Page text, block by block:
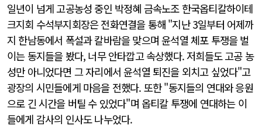
일년이 넘게 고공농성 중인 박정혜 금속노조 한국옵티칼하이테
크지회 수석부지회장은 전화연결을 통해 "지난 3일부터 어제까
지 한남동에서 폭설과 칼바람을 맞으며 윤석열 체포 투쟁을 벌
이는 동지들을 봤다, 너무 안타깝고 속상했다. 저희들도 고공 농
성만 아니었다면 그 자리에서 윤석열 퇴진을 외치고 싶었다"고
광장의 시민들에게 마음을 전했다. 또한 "동지들의 연대와 응원
으로 긴 시간을 버틸 수 있었다"며 옵티칼 투쟁에 연대하는 이
들에게 감사의 인사도 나누었다.